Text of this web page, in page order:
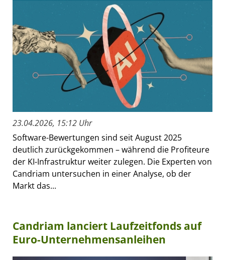
23.04.2026, 15:12 Uhr
Software-Bewertungen sind seit August 2025
deutlich zurückgekommen – während die Profiteure
der KI-Infrastruktur weiter zulegen. Die Experten von
Candriam untersuchen in einer Analyse, ob der
Markt das...
Candriam lanciert Laufzeitfonds auf
Euro-Unternehmensanleihen